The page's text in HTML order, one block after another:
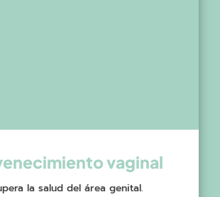
vaginal
la salud del área genital.